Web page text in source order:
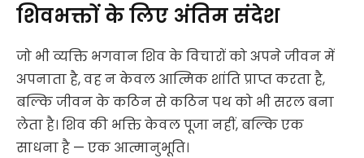
शिवभक्तों के लिए अंतिम संदेश
जो भी व्यक्ति भगवान शिव के विचारों को अपने जीवन में
अपनाता है, वह न केवल आत्मिक शांति प्राप्त करता है,
बल्कि जीवन के कठिन से कठिन पथ को भी सरल बना
लेता है। शिव की भक्ति केवल पूजा नहीं, बल्कि एक
साधना है — एक आत्मानुभूति।